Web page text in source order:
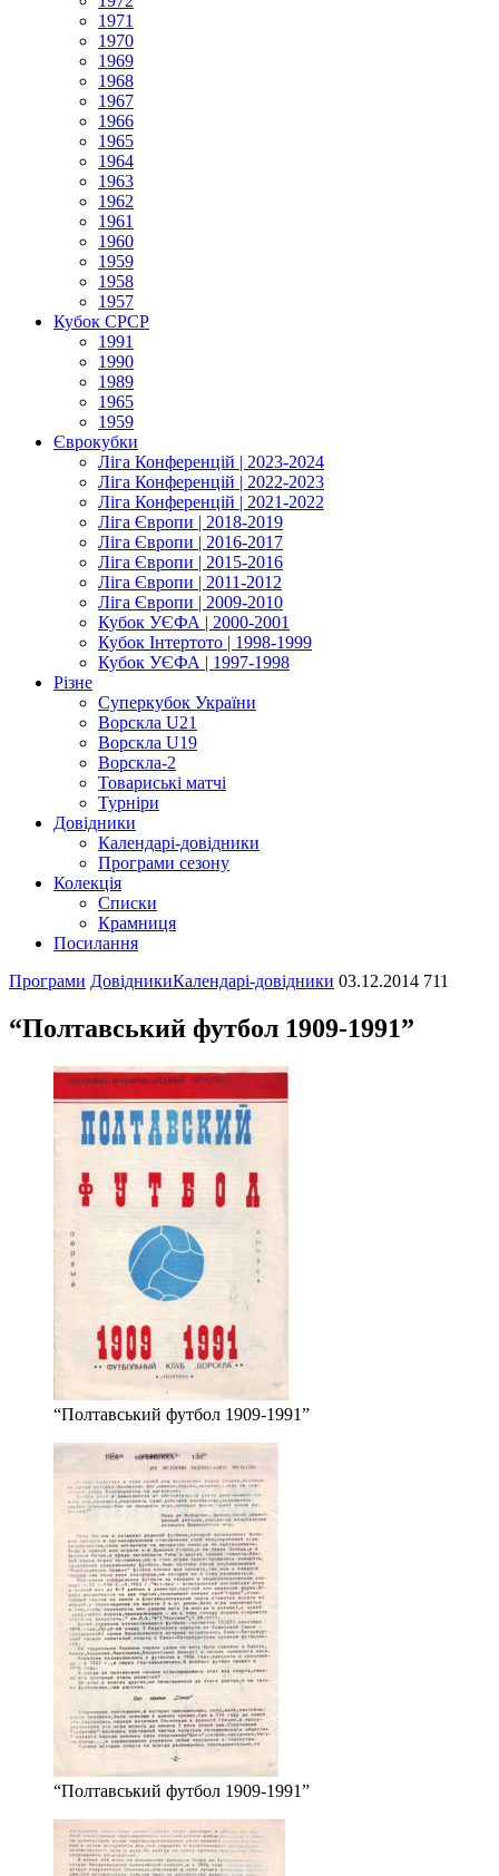
1971
1970
1969
1968
1967
1966
1965
1964
1963
1962
1961
1960
1959
1958
1957
Кубок СРСР
1991
1990
1989
1965
1959
Єврокубки
Ліга Конференцій | 2023-2024
Ліга Конференцій | 2022-2023
Ліга Конференцій | 2021-2022
Ліга Європи | 2018-2019
Ліга Європи | 2016-2017
Ліга Європи | 2015-2016
Ліга Європи | 2011-2012
Ліга Європи | 2009-2010
Кубок УЄФА | 2000-2001
Кубок Інтертото | 1998-1999
Кубок УЄФА | 1997-1998
Різне
Суперкубок України
Ворскла U21
Ворскла U19
Ворскла-2
Товариські матчі
Турніри
Довідники
Календарі-довідники
Програми сезону
Колекція
Списки
Крамниця
Посилання
Програми ДовідникиКалендарі-довідники 03.12.2014 711
“Полтавський футбол 1909-1991”
“Полтавський футбол 1909-1991”
“Полтавський футбол 1909-1991”